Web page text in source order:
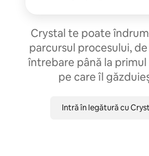
Crystal te poate
parcursul procesului,
întrebare până la
pe care îl
Intră în legătură cu